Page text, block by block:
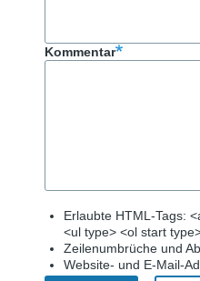
Kommentar
Erlaubte HTML-Tags:
<ul type> <ol start
Zeilenumbrüche und
Website- und E-Mail-